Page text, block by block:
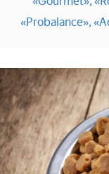
«Probalance»,